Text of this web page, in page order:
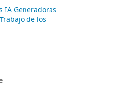
IA Generadoras
de los